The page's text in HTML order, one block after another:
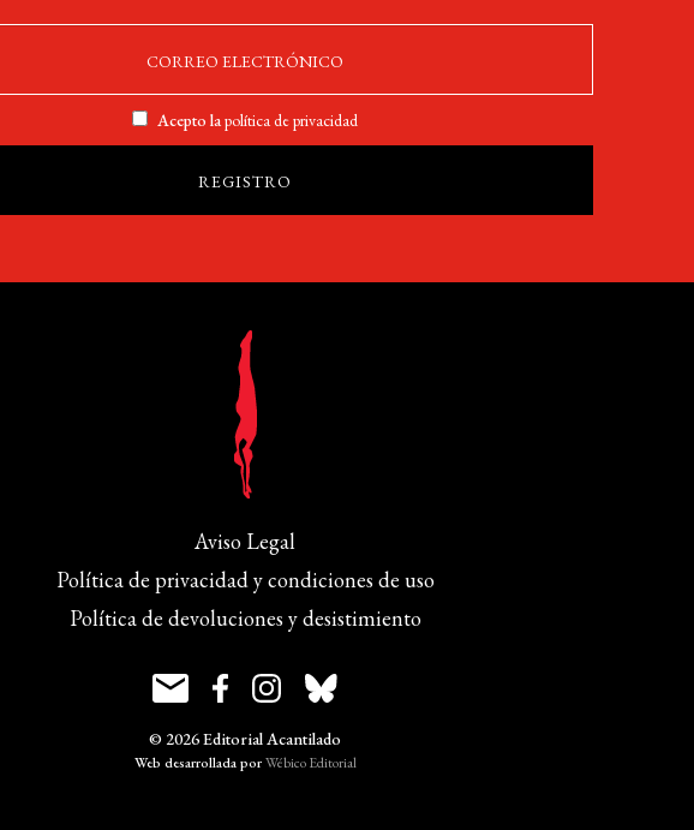
Acepto lapolítica de privacidad
Aviso Legal
Política de privacidad y condiciones de uso
Política de devoluciones y desistimiento
© 2026 Editorial Acantilado
Web desarrollada porWébico Editorial